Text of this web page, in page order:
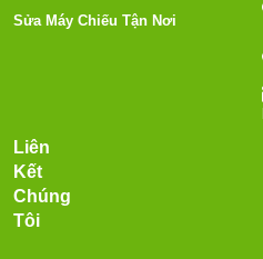
Sửa Máy Chiếu Tận Nơi
Liên
Kết
Chúng
Tôi